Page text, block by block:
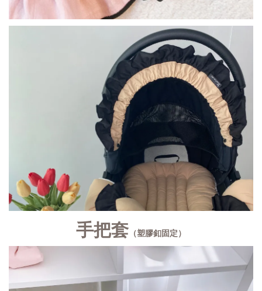
手把套 （塑膠釦固定）